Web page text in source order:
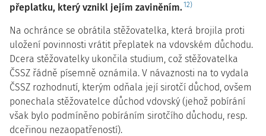
přeplatku, který vznikl jejím zaviněním.12)
Na ochránce se obrátila stěžovatelka, která brojila proti
uložení povinnosti vrátit přeplatek na vdovském důchodu.
Dcera stěžovatelky ukončila studium, což stěžovatelka
ČSSZ řádně písemně oznámila. V návaznosti na to vydala
ČSSZ rozhodnutí, kterým odňala její sirotčí důchod, ovšem
ponechala stěžovatelce důchod vdovský (jehož pobírání
však bylo podmíněno pobíráním sirotčího důchodu, resp.
dceřinou nezaopatřeností).